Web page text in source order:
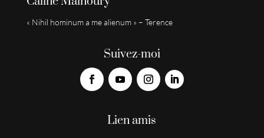
« Nihil hominum a me alienum » – Terence
Suivez-moi
Lien amis